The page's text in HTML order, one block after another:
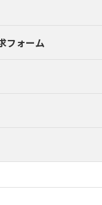
フォーム